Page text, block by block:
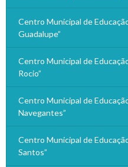
Centro Municipal de
Guadalupe”
Centro Municipal de
Rocio”
Centro Municipal de
Navegantes”
Centro Municipal de
Santos”